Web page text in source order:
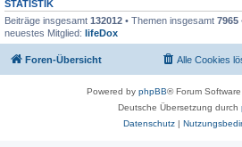
STATISTIK
Beiträge insgesamt 132012 • Themen insgesamt 7965
neuestes Mitglied: lifeDox
Foren-Übersicht Alle Cookies
Powered by phpBB® Forum
Deutsche Übersetzung durch
Datenschutz|